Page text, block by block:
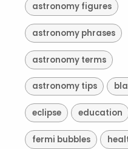
astronomy figures
astronomy phrases
astronomy terms
astronomy tips
eclipse education
fermi bubbles